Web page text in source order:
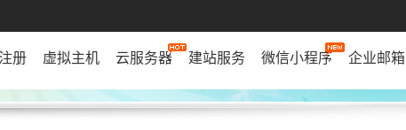
册 虚拟主机 云服务器 建站服务 微信小程序 企业邮箱